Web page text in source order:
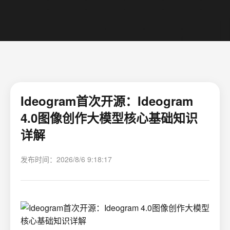
Ideogram首次开源：Ideogram
4.0图像创作大模型核心基础知识
详解
发布时间：2026/8/6 9:18:17